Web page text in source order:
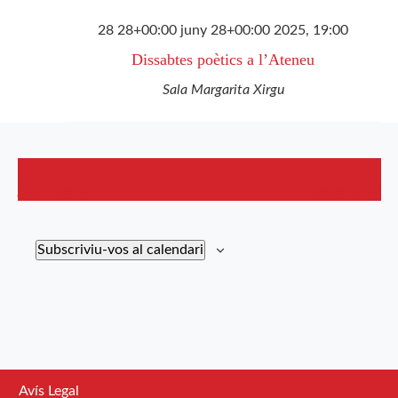
28 28+00:00 juny 28+00:00 2025, 19:00
Dissabtes poètics a l’Ateneu
Sala Margarita Xirgu
Subscriviu-vos al calendari
Avís Legal